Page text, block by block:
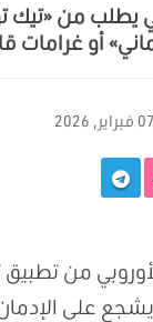
يطلب من «تيك
أو غرامات
من تطبيق
على